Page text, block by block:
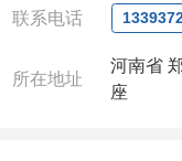
联系电话
所在地址
河南省
座